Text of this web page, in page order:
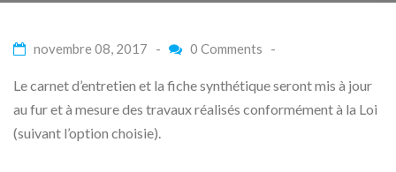
novembre 08, 2017 - 0 Comments -
Le carnet d’entretien et la fiche synthétique seront mis à jour
au fur et à mesure des travaux réalisés conformément à la Loi
(suivant l’option choisie).